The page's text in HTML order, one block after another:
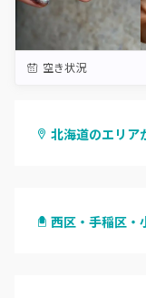
空き状況
北海道のエリア
北区・東区
西区・手稲区・